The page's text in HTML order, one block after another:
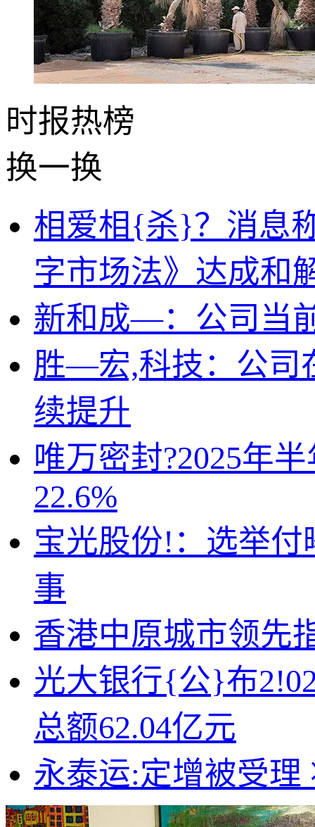
时报热榜
换一换
相爱相{杀}？消息
字市场法》达成和
新和成—：公司当
胜—宏,科技：公司
续提升
唯万密封?2025年
22.6%
宝光股份!：选举
事
香港中原城市领先
光大银行{公}布
总额62.04亿元
永泰运:定增被受理